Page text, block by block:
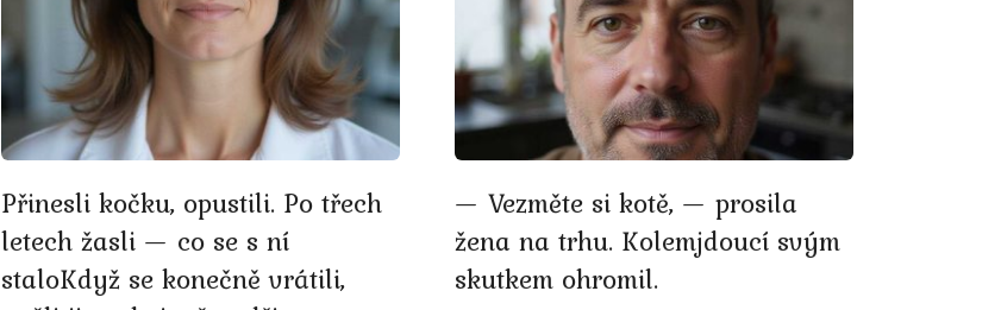
Přinesli kočku, opustili. Po třech
letech žasli — co se s ní
staloKdyž se konečně vrátili,
— Vezměte si kotě, — prosila
žena na trhu. Kolemjdoucí svým
skutkem ohromil.